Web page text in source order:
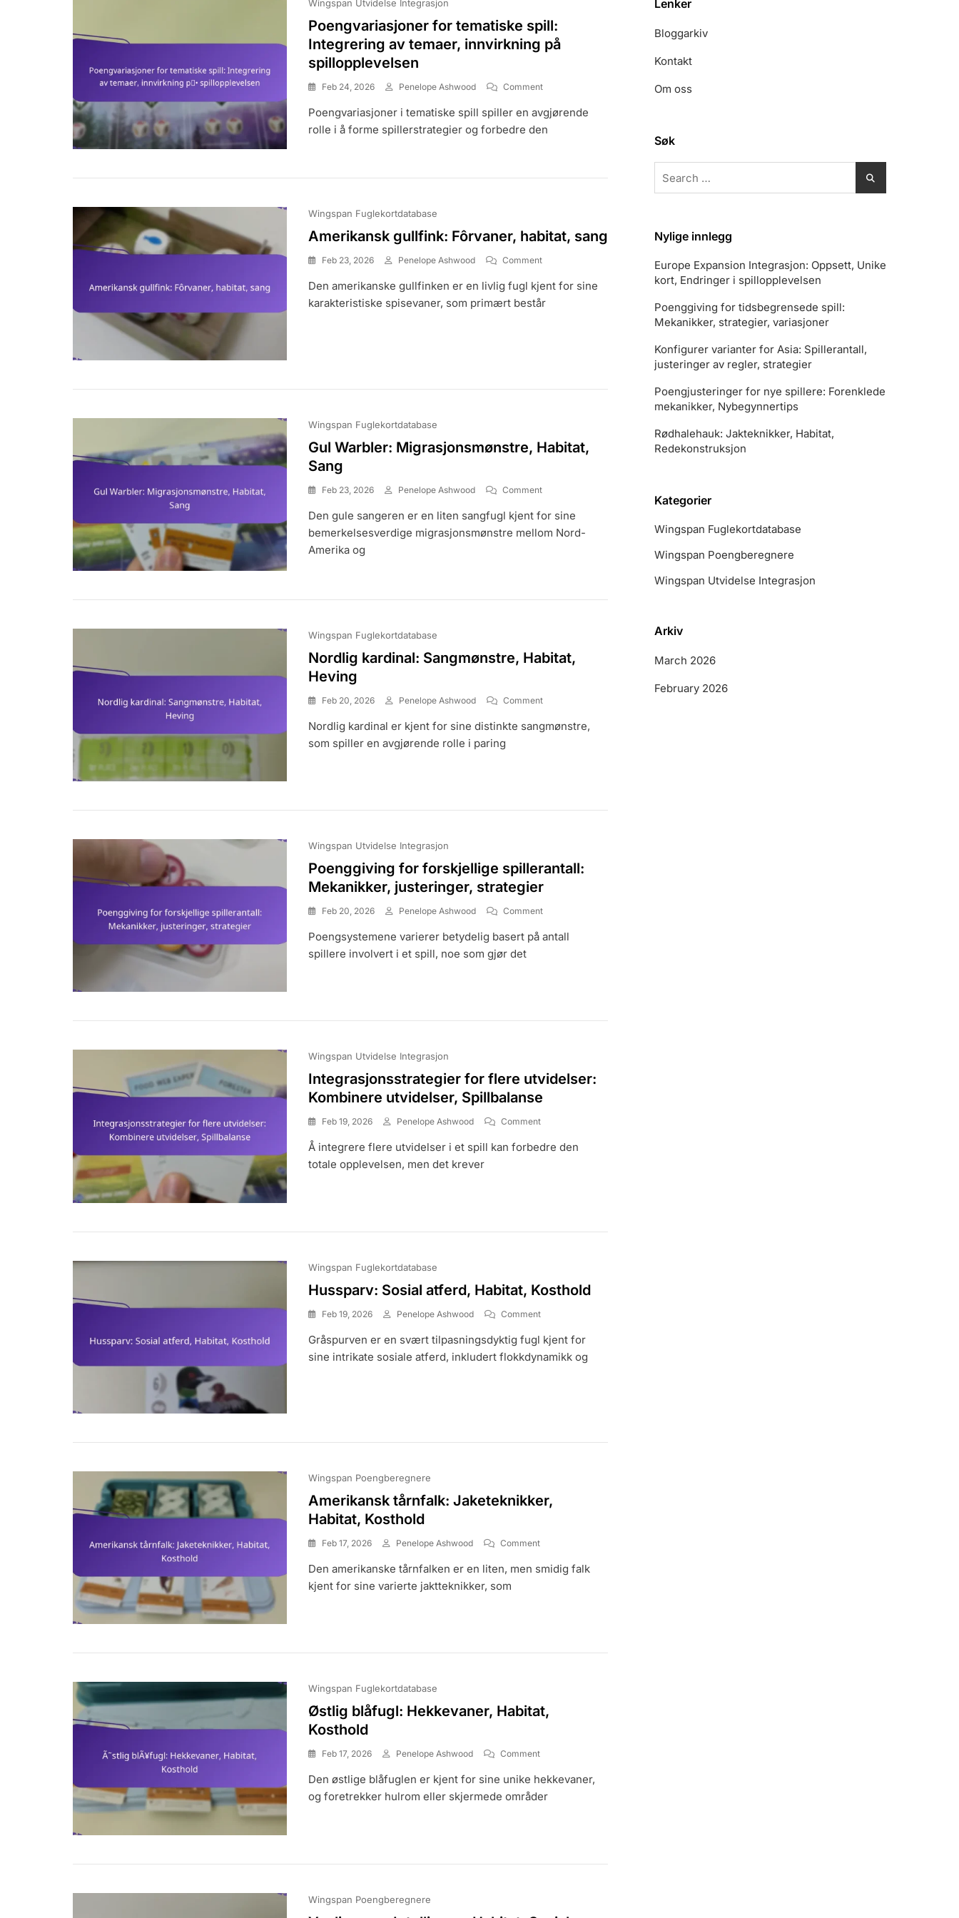
Wingspan Utvidelse Integrasjon
Poengvariasjoner for tematiske spill:
Integrering av temaer, innvirkning på
spillopplevelsen
Feb 24, 2026 Penelope Ashwood CommentOn
For
Tematiske
Temaer,
Poengvariasjoner i tematiske spill spiller en avgjørende
rolle i å forme spillerstrategier og forbedre den
Wingspan Fuglekortdatabase
Amerikansk gullfink: Fôrvaner, habitat, sang
Feb 23, 2026 Penelope Ashwood CommentOn
Gullfink:
Fôrvaner,
Den amerikanske gullfinken er en livlig fugl kjent for sine
karakteristiske spisevaner, som primært består
Wingspan Fuglekortdatabase
Gul Warbler: Migrasjonsmønstre, Habitat,
Sang
Feb 23, 2026 Penelope Ashwood CommentOn
Warbler:
Migrasjonsmønstre,
Den gule sangeren er en liten sangfugl kjent for sine
bemerkelsesverdige migrasjonsmønstre mellom Nord-
Amerika og
Wingspan Fuglekortdatabase
Nordlig kardinal: Sangmønstre, Habitat,
Heving
Feb 20, 2026 Penelope Ashwood CommentOn
Kardinal:
Nordlig kardinal er kjent for sine distinkte sangmønstre,
som spiller en avgjørende rolle i paring
Wingspan Utvidelse Integrasjon
Poenggiving for forskjellige spillerantall:
Mekanikker, justeringer, strategier
Feb 20, 2026 Penelope Ashwood CommentOn
For
Poengsystemene varierer betydelig basert på antall
spillere involvert i et spill, noe som gjør det
Wingspan Utvidelse Integrasjon
Integrasjonsstrategier for flere utvidelser:
Kombinere utvidelser, Spillbalanse
Feb 19, 2026 Penelope Ashwood CommentOn
For
Å integrere flere utvidelser i et spill kan forbedre den
totale opplevelsen, men det krever
Wingspan Fuglekortdatabase
Hussparv: Sosial atferd, Habitat, Kosthold
Feb 19, 2026 Penelope Ashwood CommentOn
Sosial
Atferd,
Gråspurven er en svært tilpasningsdyktig fugl kjent for
sine intrikate sosiale atferd, inkludert flokkdynamikk og
Wingspan Poengberegnere
Amerikansk tårnfalk: Jaketeknikker,
Habitat, Kosthold
Feb 17, 2026 Penelope Ashwood CommentOn
Tårnfalk:
Den amerikanske tårnfalken er en liten, men smidig falk
kjent for sine varierte jaktteknikker, som
Wingspan Fuglekortdatabase
Østlig blåfugl: Hekkevaner, Habitat,
Kosthold
Feb 17, 2026 Penelope Ashwood CommentOn
Blåfugl:
Hekkevaner,
Den østlige blåfuglen er kjent for sine unike hekkevaner,
og foretrekker hulrom eller skjermede områder
Wingspan Poengberegnere
Lenker
Bloggarkiv
Kontakt
Om oss
Søk
for:
Nylige innlegg
Europe Expansion Integrasjon: Oppsett, Unike
kort, Endringer i spillopplevelsen
Poenggiving for tidsbegrensede spill:
Mekanikker, strategier, variasjoner
Konfigurer varianter for Asia: Spillerantall,
justeringer av regler, strategier
Poengjusteringer for nye spillere: Forenklede
mekanikker, Nybegynnertips
Rødhalehauk: Jakteknikker, Habitat,
Redekonstruksjon
Kategorier
Wingspan Fuglekortdatabase
Wingspan Poengberegnere
Wingspan Utvidelse Integrasjon
Arkiv
March 2026
February 2026